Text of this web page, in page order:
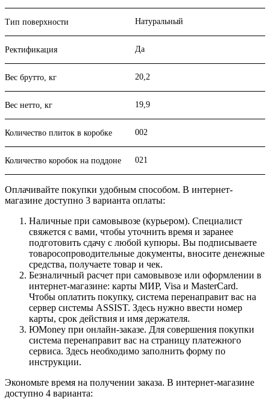
Тип поверхности Натуральный
Ректификация Да
Вес брутто, кг 20,2
Вес нетто, кг 19,9
Количество плиток в коробке 002
Количество коробок на поддоне 021
Оплачивайте покупки удобным способом. В интернет-
магазине доступно 3 варианта оплаты:
Наличные при самовывозе (курьером). Специалист
свяжется с вами, чтобы уточнить время и заранее
подготовить сдачу с любой купюры. Вы подписываете
товаросопроводительные документы, вносите денежные
средства, получаете товар и чек.
Безналичный расчет при самовывозе или оформлении в
интернет-магазине: карты МИР, Visa и MasterCard.
Чтобы оплатить покупку, система перенаправит вас на
сервер системы ASSIST. Здесь нужно ввести номер
карты, срок действия и имя держателя.
ЮMoney при онлайн-заказе. Для совершения покупки
система перенаправит вас на страницу платежного
сервиса. Здесь необходимо заполнить форму по
инструкции.
Экономьте время на получении заказа. В интернет-магазине
доступно 4 варианта: